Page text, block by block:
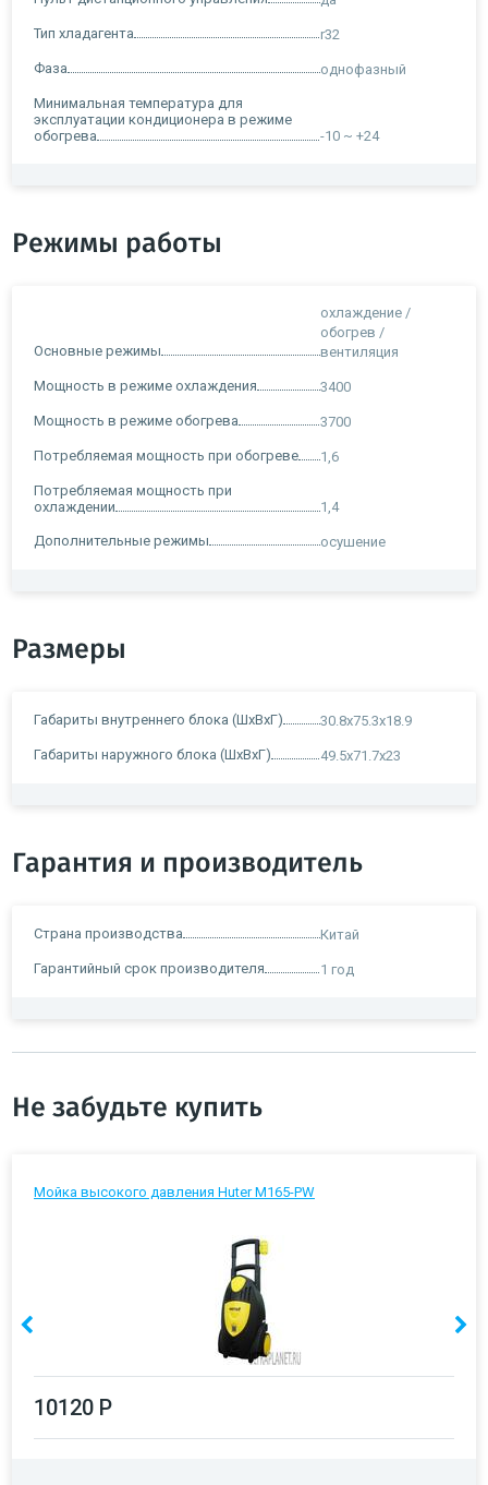
Тип хладагента r32
Фаза однофазный
Минимальная температура для
эксплуатации кондиционера в режиме
обогрева
-10 ~ +24
Режимы работы
Основные режимы
охлаждение /
обогрев /
вентиляция
Мощность в режиме охлаждения 3400
Мощность в режиме обогрева 3700
Потребляемая мощность при обогреве 1,6
Потребляемая мощность при
охлаждении
1,4
Дополнительные режимы осушение
Размеры
Габариты внутреннего блока (ШxВxГ) 30.8x75.3x18.9
Габариты наружного блока (ШxВxГ) 49.5x71.7x23
Гарантия и производитель
Страна производства Китай
Гарантийный срок производителя 1 год
Не забудьте купить
Мойка высокого давления Huter M165-PW
10120 Р